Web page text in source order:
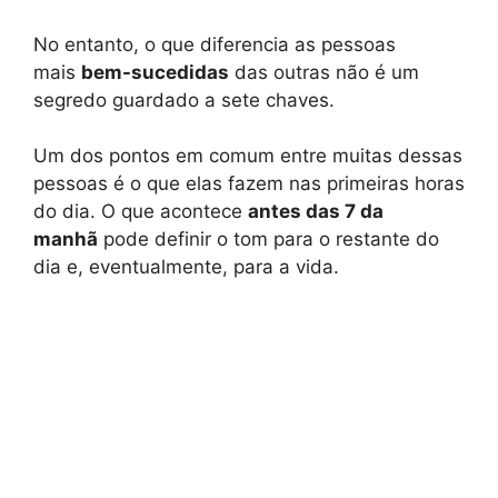
No entanto, o que diferencia as pessoas
mais bem-sucedidas das outras não é um
segredo guardado a sete chaves.
Um dos pontos em comum entre muitas dessas
pessoas é o que elas fazem nas primeiras horas
do dia. O que acontece antes das 7 da
manhã pode definir o tom para o restante do
dia e, eventualmente, para a vida.